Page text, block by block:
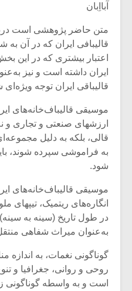
آبااِبان
متن حاضر پژوهشی است
قالیبافی ایران که در آن
اعتبار بیشتری که در این
ایران داشته است و نیز
قالیباقی ایران توجه
موسیقی قالیباف‌خانه‌های
ارزشهای صنعتی و تجاری و
قالی، بلکه به دلیل
به فراموشی سپرده شوند،
شود.
موسیقی قالیباف‌خانه‌های
انگاره‌های ریتمیک، تیپهای
در طول تاریخ (سینه به
به‌عنوان میراث شفاهی
گوناگونی نغمات، به اندازه
روحی و روانی، جغرافیا و
است و به واسطه گوناگونی
میکلوش روژا